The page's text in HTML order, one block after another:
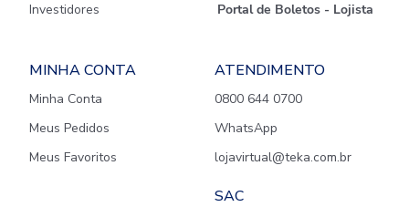
Investidores
Portal de Boletos - Lojista
MINHA CONTA
Minha Conta
Meus Pedidos
Meus Favoritos
ATENDIMENTO
0800 644 0700
WhatsApp
lojavirtual@teka.com.br
SAC